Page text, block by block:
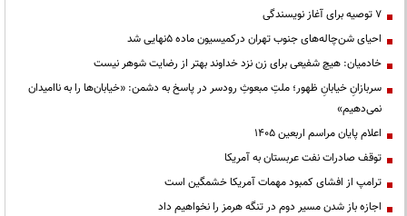
۷ توصیه برای آغاز نویسندگی
احیای شن‌چاله‌های جنوب تهران درکمیسیون ماده ۵نهایی شد
خادمیان: هیچ شفیعی برای زن نزد خداوند بهتر از رضایت شوهر نیست
سربازانِ خیابانِ ظهور؛ ملتِ مبعوثِ رودسر در پاسخ به دشمن: «خیابان‌ها را به ناامیدان
نمی‌دهیم»
اعلام پایان مراسم اربعین ۱۴۰۵
توقف صادرات نفت عربستان به آمریکا
ترامپ از افشای کمبود مهمات آمریکا خشمگین است
اجازه باز شدن مسیر دوم در تنگه هرمز را نخواهیم داد